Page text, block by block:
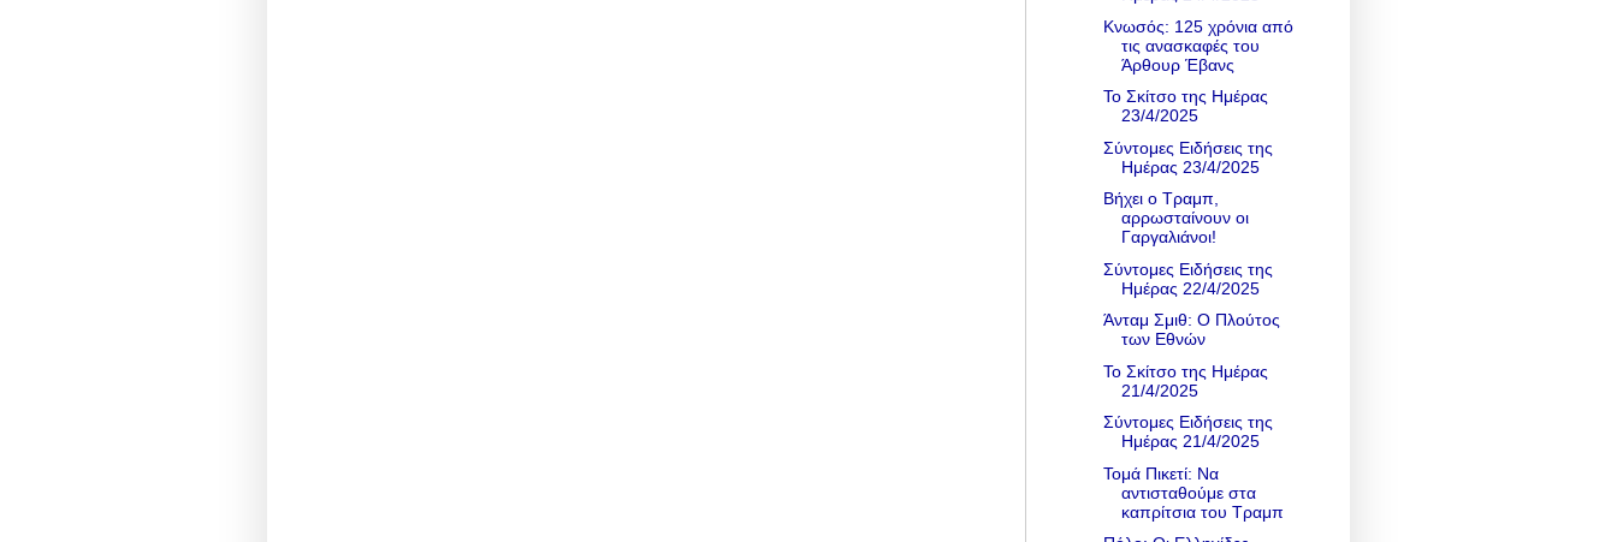
Κνωσός: 125 χρόνια από
τις ανασκαφές του
Άρθουρ Έβανς
Το Σκίτσο της Ημέρας
23/4/2025
Σύντομες Ειδήσεις της
Ημέρας 23/4/2025
Βήχει ο Τραμπ,
αρρωσταίνουν οι
Γαργαλιάνοι!
Σύντομες Ειδήσεις της
Ημέρας 22/4/2025
Άνταμ Σμιθ: Ο Πλούτος
των Εθνών
Το Σκίτσο της Ημέρας
21/4/2025
Σύντομες Ειδήσεις της
Ημέρας 21/4/2025
Τομά Πικετί: Να
αντισταθούμε στα
καπρίτσια του Τραμπ